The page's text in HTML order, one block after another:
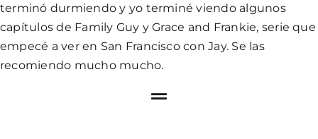
terminó durmiendo y yo terminé viendo algunos
capítulos de Family Guy y Grace and Frankie, serie que
empecé a ver en San Francisco con Jay. Se las
recomiendo mucho mucho.